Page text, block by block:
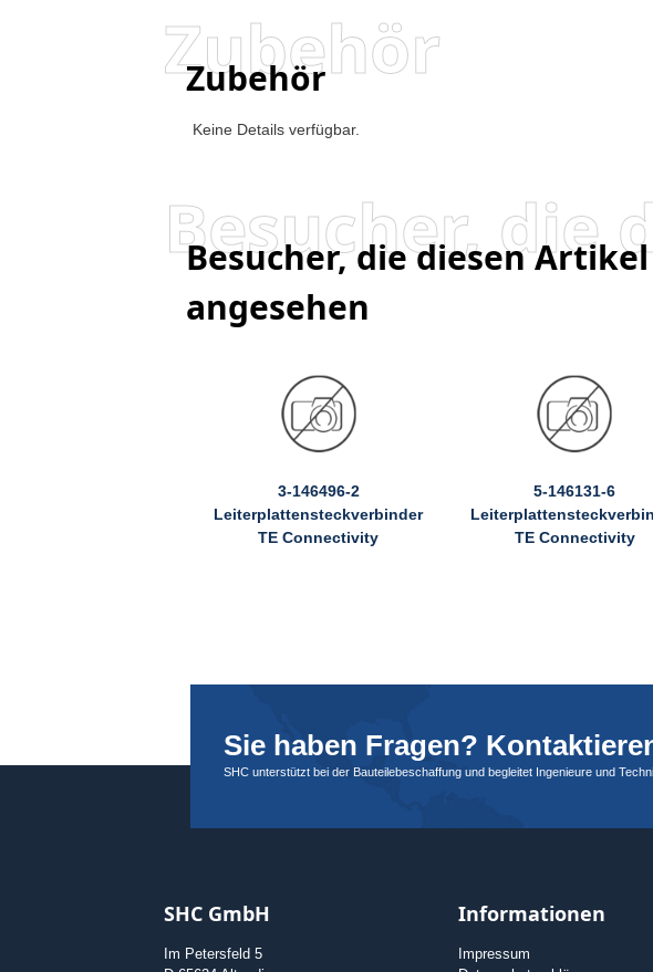
Zubehör
Zubehör
Keine Details verfügbar.
Besucher, die diesen
angesehen
3-146496-2
Leiterplattensteckverbinder
TE Connectivity
5-146131-6
TE Connectivity
Sie haben Fragen?
SHC unterstützt bei der Bauteilebeschaffung und begleitet Ingenieure und
SHC GmbH
Im Petersfeld 5
Informationen
Impressum